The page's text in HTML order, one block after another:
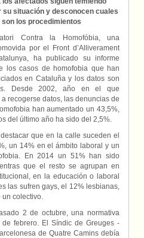
su situación y desconocen cuales
son los procedimientos
Contra la Homofóbia, una
por el Front d’Alliverament
ha publicado su informe
los casos de homofobia que han
en Cataluña y los datos son
Desde 2002, año en el que
recogerse datos, las denuncias de
han aumentado un 43,5%,
del último año ha sido del 2,5%.
que en la calle suceden el
un 14% en el ámbito laboral y un
En 2014 un 51% han sido
que el resto se agrupan en
en la educación o laboral
las sufren gays, el 12% lesbianas,
un colectivo.
2 de octubre, una normativa
febrero. El Síndic de Greuges -
de Quatre Camins debía